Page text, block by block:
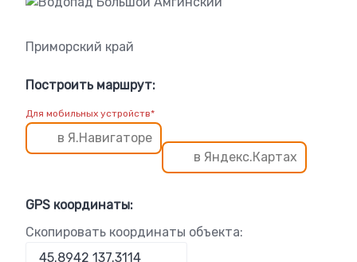
Приморский край
Построить маршрут:
Для мобильных устройств*
в Я.Навигаторе
в Яндекс.Картах
GPS координаты:
Скопировать координаты объекта: